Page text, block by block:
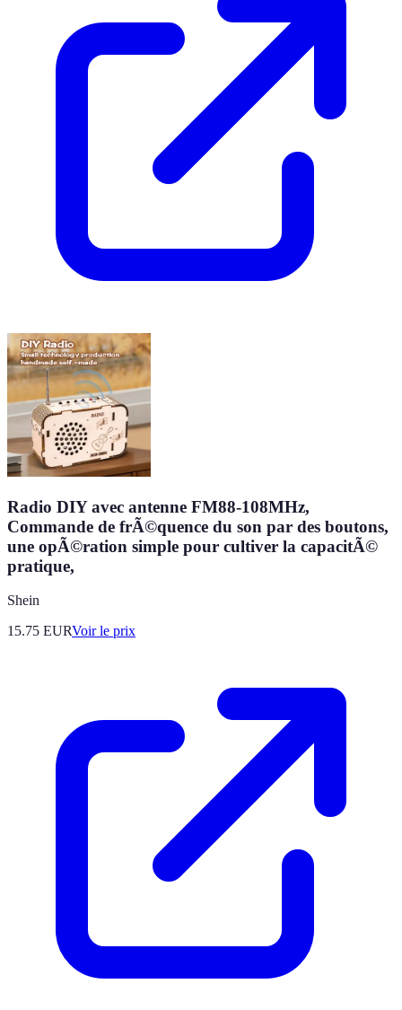
Radio DIY avec antenne FM88-108MHz,
Commande de frÃ©quence du son par des boutons,
une opÃ©ration simple pour cultiver la capacitÃ©
pratique,
Shein
15.75 EURVoir le prix